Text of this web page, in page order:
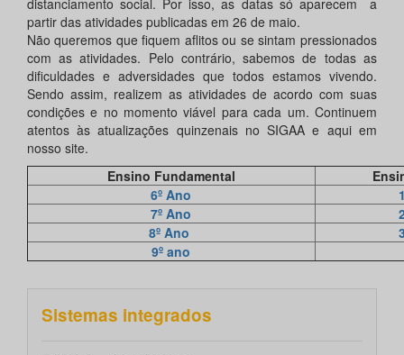
distanciamento social. Por isso, as datas só aparecem a
partir das atividades publicadas em 26 de maio.
Não queremos que fiquem aflitos ou se sintam pressionados
com as atividades. Pelo contrário, sabemos de todas as
dificuldades e adversidades que todos estamos vivendo.
Sendo assim, realizem as atividades de acordo com suas
condições e no momento viável para cada um. Continuem
atentos às atualizações quinzenais no SIGAA e aqui em
nosso site.
Ensino Fundamental
6º Ano
7º Ano
8º Ano
9º ano
Sistemas integrados